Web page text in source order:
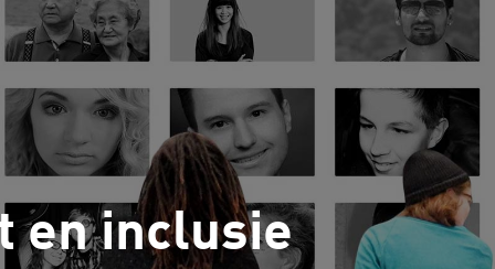
en inclusie